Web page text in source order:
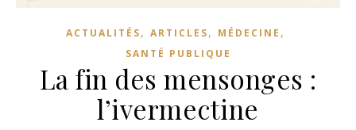
ACTUALITÉS, ARTICLES, MÉDECINE ,
SANTÉ PUBLIQUE
La fin des mensonges :
l’ivermectine